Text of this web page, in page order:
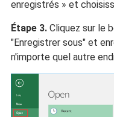
enregistrés » et
Étape 3.Cliquez sur le
"Enregistrer sous" et
n'importe quel autre